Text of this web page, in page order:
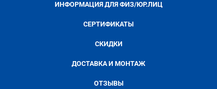
ИНФОРМАЦИЯ ДЛЯ ФИЗ/ЮР.ЛИЦ
СЕРТИФИКАТЫ
СКИДКИ
ДОСТАВКА И МОНТАЖ
ОТЗЫВЫ